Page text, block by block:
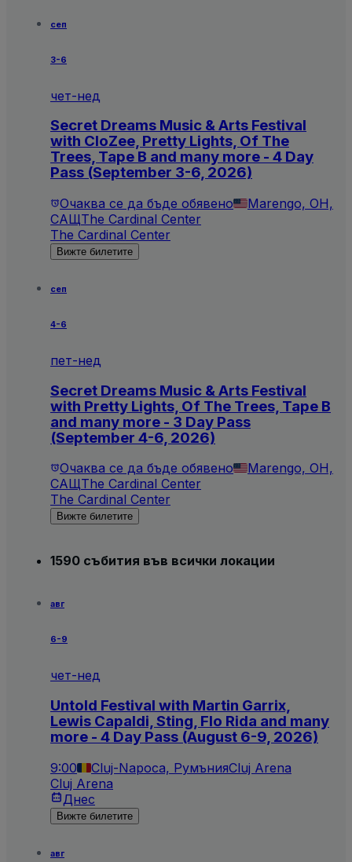
сеп
3-6
чет-нед
Secret Dreams Music & Arts Festival
with CloZee, Pretty Lights, Of The
Trees, Tape B and many more - 4 Day
Pass (September 3-6, 2026)
Очаква се да бъде обявено
Marengo, OH,
САЩThe Cardinal Center
The Cardinal Center
Вижте билетите
сеп
4-6
пет-нед
Secret Dreams Music & Arts Festival
with Pretty Lights, Of The Trees, Tape B
and many more - 3 Day Pass
(September 4-6, 2026)
Очаква се да бъде обявено
Marengo, OH,
САЩThe Cardinal Center
The Cardinal Center
Вижте билетите
1590 събития във всички локации
авг
6-9
чет-нед
Untold Festival with Martin Garrix,
Lewis Capaldi, Sting, Flo Rida and many
more - 4 Day Pass (August 6-9, 2026)
9:00 Cluj-Napoca, РумънияCluj Arena
Cluj Arena
Днес
Вижте билетите
авг